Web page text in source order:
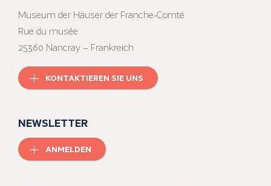
Museum der Häuser der Franche-Comté
Rue du musée
25360 Nancray – Frankreich
KONTAKTIEREN SIE UNS
NEWSLETTER
ANMELDEN